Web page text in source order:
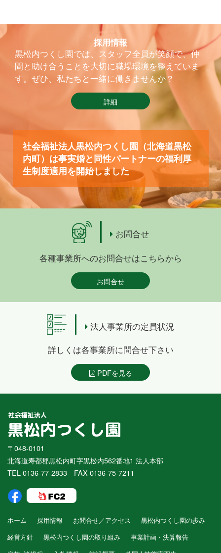
採用情報
黒松内つくし園では、スタッフ全員が笑顔で、仲
間と助け合うことを大切に職場環境を整えていま
す。ぜひ、私たちと一緒に働きませんか？
詳細
社会福祉法人黒松内つくし園（北海道黒松
内町）は事実婚と同性パートナーの福利厚
生制度適用を開始しました
お問合せ
各種事業所へのお問合せはこちらから
お問合せ
法人事業所の定員状況
詳しくは各事業所に問合せ下さい
PDFを見る
〒048-0101
北海道寿都郡黒松内町字黒松内562番地1 法人本部
TEL 0136-77-2833 FAX 0136-75-7211
ホーム 採用情報 お問合せ／アクセス
黒松内つくし園の歩み
経営方針
黒松内つくし園の取り組み
事業計画・決算報告